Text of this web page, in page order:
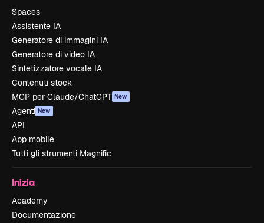
Spaces
Assistente IA
Generatore di immagini IA
Generatore di video IA
Sintetizzatore vocale IA
Contenuti stock
MCP per Claude/ChatGPT New
Agenti New
API
App mobile
Tutti gli strumenti Magnific
Inizia
Academy
Documentazione